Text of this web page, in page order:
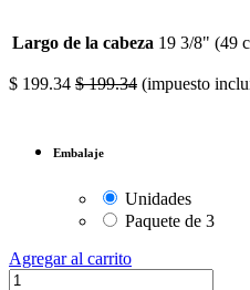
Largo de la cabeza 19 3/8" (49
$ 199.34 $199.34 (impuesto
Embalaje
Unidades
Paquete de 3
Agregar al carrito